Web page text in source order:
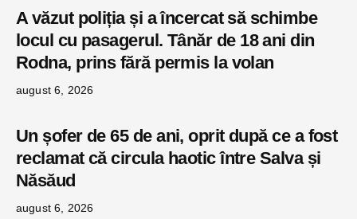
A văzut poliția și a încercat să schimbe
locul cu pasagerul. Tânăr de 18 ani din
Rodna, prins fără permis la volan
august 6, 2026
Un șofer de 65 de ani, oprit după ce a fost
reclamat că circula haotic între Salva și
Năsăud
august 6, 2026